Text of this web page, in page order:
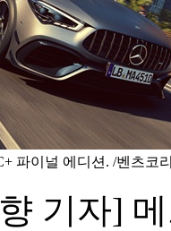
파이널 에디션. /벤츠코
기자]